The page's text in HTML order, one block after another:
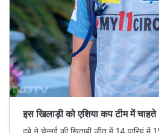
इस खिलाड़ी को एशिया कप टीम में चाहते
दुबे ने चेन्नई की खिताबी जीत में 14 पारियं